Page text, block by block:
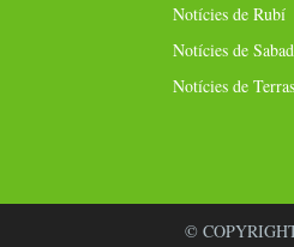
Notícies de Rubí
Notícies de
Notícies de
©